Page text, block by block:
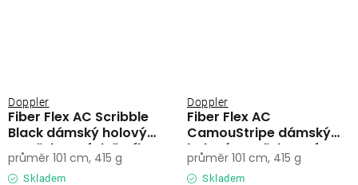
Fiber Flex AC Scribble
Black dámský holový
vystřelovací deštník
Doppler
Skladem
průměr 101 cm, 415 g
Fiber Flex AC
CamouStripe dámský
holový vystřelovací
deštník
Doppler
Skladem
průměr 101 cm, 415 g